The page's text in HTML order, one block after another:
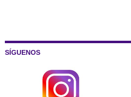
SÍGUENOS